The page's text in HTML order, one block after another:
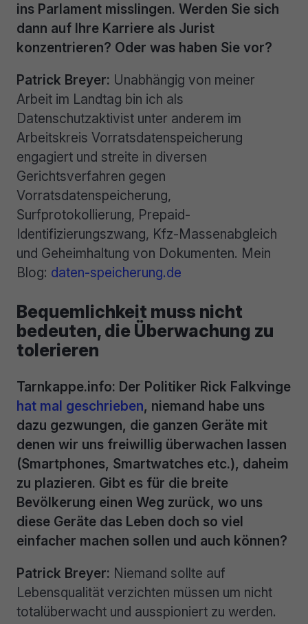
ins Parlament misslingen. Werden Sie sich
dann auf Ihre Karriere als Jurist
konzentrieren? Oder was haben Sie vor?
Patrick Breyer: Unabhängig von meiner
Arbeit im Landtag bin ich als
Datenschutzaktivist unter anderem im
Arbeitskreis Vorratsdatenspeicherung
engagiert und streite in diversen
Gerichtsverfahren gegen
Vorratsdatenspeicherung,
Surfprotokollierung, Prepaid-
Identifizierungszwang, Kfz-Massenabgleich
und Geheimhaltung von Dokumenten. Mein
Blog: daten-speicherung.de
Bequemlichkeit muss nicht
bedeuten, die Überwachung zu
tolerieren
Tarnkappe.info: Der Politiker Rick Falkvinge
hat mal geschrieben, niemand habe uns
dazu gezwungen, die ganzen Geräte mit
denen wir uns freiwillig überwachen lassen
(Smartphones, Smartwatches etc.), daheim
zu plazieren. Gibt es für die breite
Bevölkerung einen Weg zurück, wo uns
diese Geräte das Leben doch so viel
einfacher machen sollen und auch können?
Patrick Breyer: Niemand sollte auf
Lebensqualität verzichten müssen um nicht
totalüberwacht und ausspioniert zu werden.